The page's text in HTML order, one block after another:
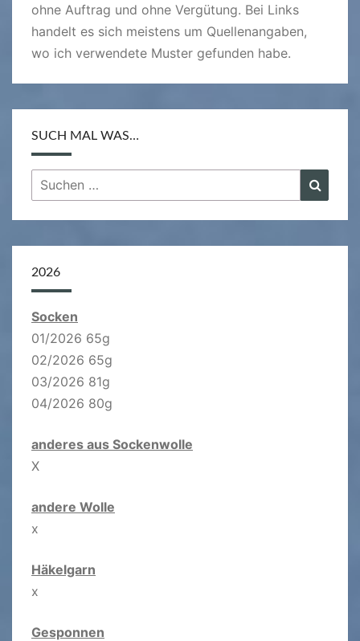
ohne Auftrag und ohne Vergütung. Bei Links
handelt es sich meistens um Quellenangaben,
wo ich verwendete Muster gefunden habe.
SUCH MAL WAS…
Suchen
nach:
2026
Socken
01/2026 65g
02/2026 65g
03/2026 81g
04/2026 80g
anderes aus Sockenwolle
X
andere Wolle
x
Häkelgarn
x
Gesponnen